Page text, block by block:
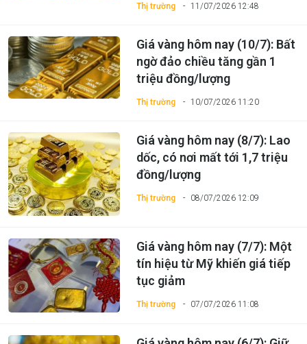
Thị trường 11/07/2026 12:48
Thị trường 10/07/2026 11:20
Giá vàng hôm nay (10/7): Bất
ngờ đảo chiều tăng gần 1
triệu đồng/lượng
Thị trường 08/07/2026 12:09
Giá vàng hôm nay (8/7): Lao
dốc, có nơi mất tới 1,7 triệu
đồng/lượng
Thị trường 07/07/2026 11:08
Giá vàng hôm nay (7/7): Một
tín hiệu từ Mỹ khiến giá tiếp
tục giảm